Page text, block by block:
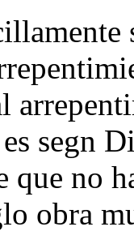
segn
que no
obra